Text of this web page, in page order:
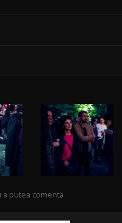
putea comenta